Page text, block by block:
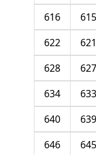
615
616
621
622
627
628
633
634
639
640
645
646